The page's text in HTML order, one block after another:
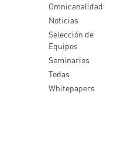
Omnicanalidad
Noticias
Selección de
Equipos
Seminarios
Todas
Whitepapers